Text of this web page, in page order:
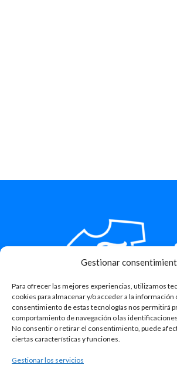
Gestionar
Para ofrecer las mejores experiencias, utilizamos
cookies para almacenar y/o acceder a la información
consentimiento de estas tecnologías nos permitirá
comportamiento de navegación o las
No consentir o retirar el consentimiento, puede
ciertas características y funciones.
Gestionar los servicios
659 52 88 72